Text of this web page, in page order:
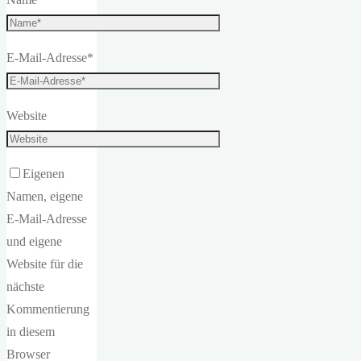
E-Mail-Adresse*
Website
Eigenen
Namen, eigene
E-Mail-Adresse
und eigene
Website für die
nächste
Kommentierung
in diesem
Browser